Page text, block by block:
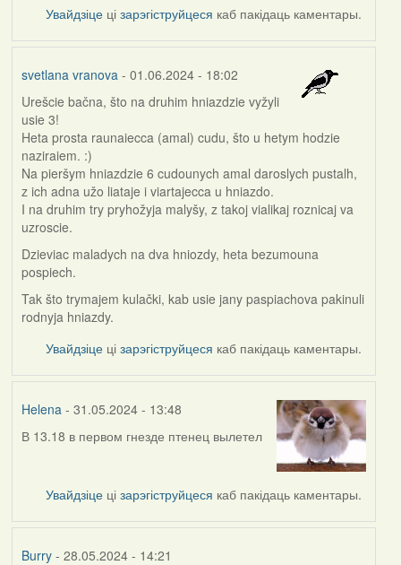
Увайдзіце цізарэгіструйцеся каб пакідаць каментары.
svetlana vranova - 01.06.2024 - 18:02
Urešcie bačna, što na druhim hniazdzie vyžyli
usie 3!
Heta prosta raunaiecca (amal) cudu, što u hetym hodzie
naziraiem. :)
Na pieršym hniazdzie 6 cudounych amal daroslych pustalh,
z ich adna užo liataje i viartajecca u hniazdo.
I na druhim try pryhožyja malyšy, z takoj vialikaj roznicaj va
uzroscie.
Dzieviac maladych na dva hniozdy, heta bezumouna
pospiech.
Tak što trymajem kulački, kab usie jany paspiachova pakinuli
rodnyja hniazdy.
Увайдзіце цізарэгіструйцеся каб пакідаць каментары.
Helena - 31.05.2024 - 13:48
В 13.18 в первом гнезде птенец вылетел
Увайдзіце цізарэгіструйцеся каб пакідаць каментары.
Burry- 28.05.2024 - 14:21